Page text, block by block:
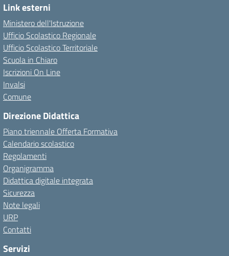
Link esterni
Ministero dell'Istruzione
Ufficio Scolastico Regionale
Ufficio Scolastico Territoriale
Scuola in Chiaro
Iscrizioni On Line
Invalsi
Comune
Direzione Didattica
Piano triennale Offerta Formativa
Calendario scolastico
Regolamenti
Organigramma
Didattica digitale integrata
Sicurezza
Note legali
URP
Contatti
Servizi